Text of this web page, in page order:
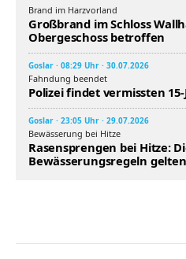
Brand im Harzvorland
Großbrand im Schloss
Obergeschoss betroffen
Goslar · 08:29 Uhr · 30.07.2026
Fahndung beendet
Polizei findet vermissten
Goslar · 23:05 Uhr · 29.07.2026
Bewässerung bei Hitze
Rasensprengen bei Hitze:
Bewässerungsregeln